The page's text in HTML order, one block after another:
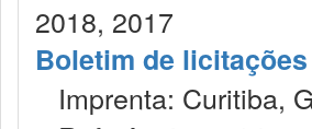
2018, 2017
Boletim de
Imprenta: Curitiba,